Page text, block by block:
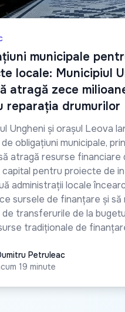
municipale
locale: Municipiul
atragă zece
reparația drumurilor
Ungheni și orașul Leova
obligațiuni municipale,
atragă resurse financiare
capital pentru proiecte de
administrații locale
sursele de finanțare și să
de transferurile de la
tradiționale de
PetruleacPetruleac
19 minute